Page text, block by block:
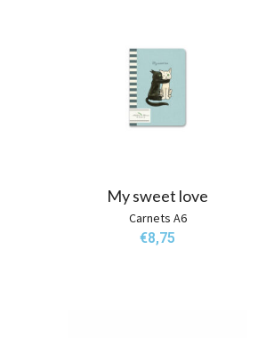
My sweet love
Carnets A6
€8,75